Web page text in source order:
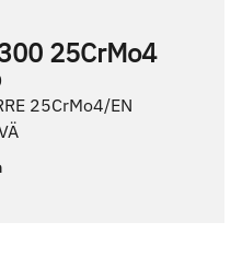
25CrMo4
25CrMo4/EN